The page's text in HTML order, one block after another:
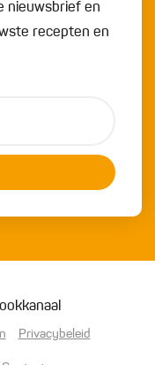
nieuwsbrief en
recepten en
Privacybeleid